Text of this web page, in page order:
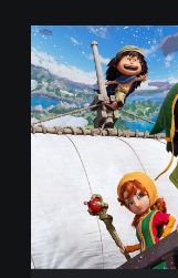
D
R
A
G
O
N
T
V